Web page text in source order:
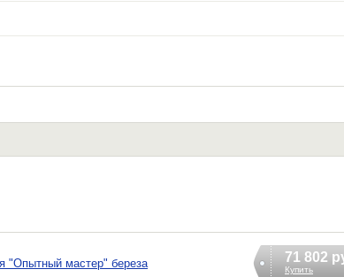
"Опытный мастер" береза 71 802
Купить